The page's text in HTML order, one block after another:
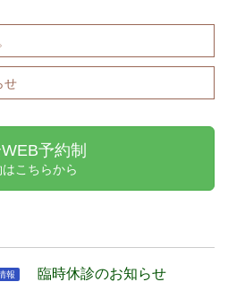
せ
予約制
こちらから
報 臨時休診のお知らせ